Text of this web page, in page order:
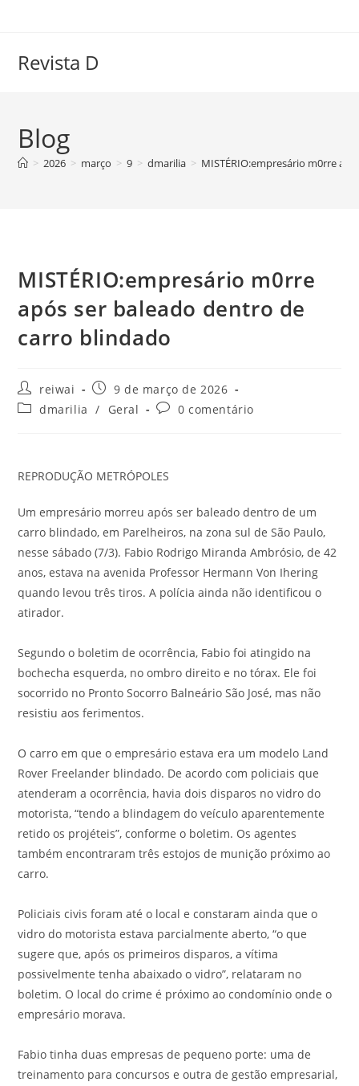
conteúdo
Revista D
Blog
> 2026 > março > 9 > dmarilia > MISTÉRIO:empresário m0rre
MISTÉRIO:empresário m0rre
após ser baleado dentro de
carro blindado
Autor
do
post:
reiwai
Post
publicado:
9 de março de 2026
Categoria
dmarilia / Geral
Comentários
0 comentário
REPRODUÇÃO METRÓPOLES
Um empresário morreu após ser baleado dentro de um
carro blindado, em Parelheiros, na zona sul de São Paulo,
nesse sábado (7/3). Fabio Rodrigo Miranda Ambrósio, de 42
anos, estava na avenida Professor Hermann Von Ihering
quando levou três tiros. A polícia ainda não identificou o
atirador.
Segundo o boletim de ocorrência, Fabio foi atingido na
bochecha esquerda, no ombro direito e no tórax. Ele foi
socorrido no Pronto Socorro Balneário São José, mas não
resistiu aos ferimentos.
O carro em que o empresário estava era um modelo Land
Rover Freelander blindado. De acordo com policiais que
atenderam a ocorrência, havia dois disparos no vidro do
motorista, “tendo a blindagem do veículo aparentemente
retido os projéteis”, conforme o boletim. Os agentes
também encontraram três estojos de munição próximo ao
carro.
Policiais civis foram até o local e constaram ainda que o
vidro do motorista estava parcialmente aberto, “o que
sugere que, após os primeiros disparos, a vítima
possivelmente tenha abaixado o vidro”, relataram no
boletim. O local do crime é próximo ao condomínio onde o
empresário morava.
Fabio tinha duas empresas de pequeno porte: uma de
treinamento para concursos e outra de gestão empresarial,